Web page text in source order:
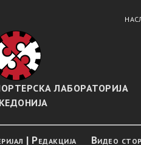
ЛАБОРАТОРИЈА
| Редакција Видео